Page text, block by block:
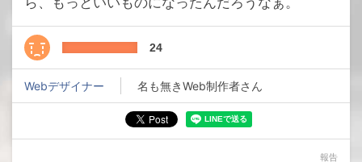
24
Webデザイナー 名も無きWeb制作者さん
報告